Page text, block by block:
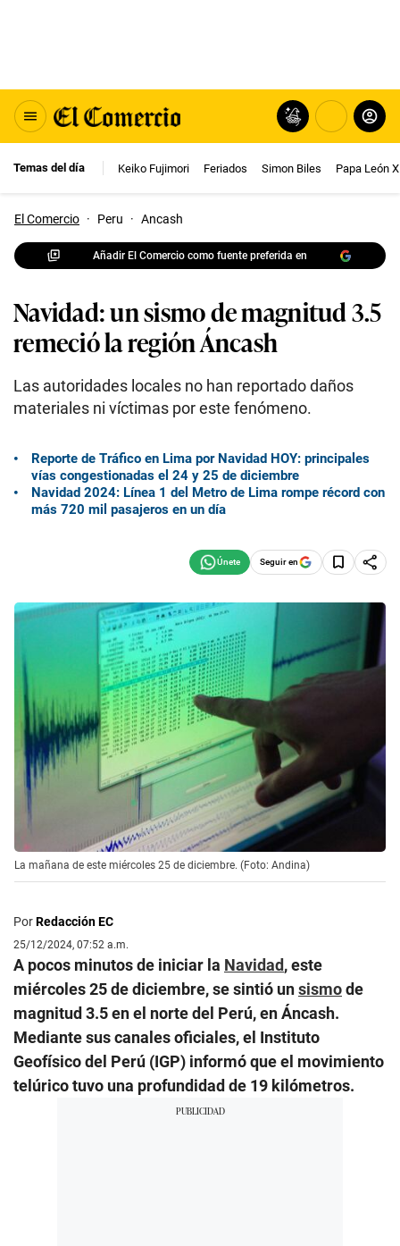
Temas del día Keiko Fujimori Feriados Simon Biles Papa León
El Comercio · Peru · Ancash
Añadir El Comercio como fuente preferida en
Navidad: un sismo de magnitud 3.5
remeció la región Áncash
Las autoridades locales no han reportado daños
materiales ni víctimas por este fenómeno.
Reporte de Tráfico en Lima por Navidad HOY: principales
vías congestionadas el 24 y 25 de diciembre
Navidad 2024: Línea 1 del Metro de Lima rompe récord con
más 720 mil pasajeros en un día
Seguir en
La mañana de este miércoles 25 de diciembre. (Foto: Andina)
PorRedacción EC
25/12/2024, 07:52 a.m.
A pocos minutos de iniciar la Navidad, este
miércoles 25 de diciembre, se sintió unsismode
magnitud 3.5 en el norte del Perú, en Áncash.
Mediante sus canales oficiales, el Instituto
Geofísico del Perú (IGP) informó que el movimiento
telúrico tuvo una profundidad de 19 kilómetros.